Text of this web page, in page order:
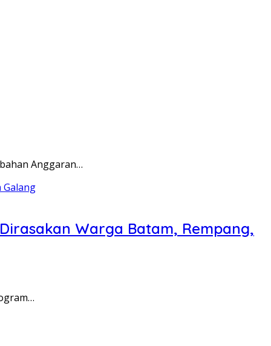
Anggaran…
Warga Batam, Rempang,